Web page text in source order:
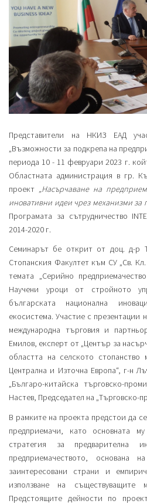
Представители на НКИЗ ЕАД
„Възможности за подкрепа на
периода 10 - 11 февруари 2023 г.
Областната администрация в гр.
проект „Насърчаване на
иновативни идеи чрез механизми за
Програмата за сътрудничество
2014-2020 г.
Семинарът бе открит от доц. д-р
Стопанския Факултет към СУ „Св.
темата „Серийно
Научени уроци от стройното
българската национална
екосистема. Участие с презентации
международна търговия и
Емилов, експерт от „Център за
областта на селското
Централна и Източна Европа“, г-н
„Българо-китайска търговско-
Настев, Председател на „Търговско-
В рамките на проекта предстои да
предприемачи, като основната
стратегия за предварителна
предприемачеството, основана
заинтересовани страни и
използване на съществуващите
Предстоящите дейности по